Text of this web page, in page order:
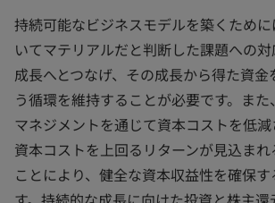
持続可能なビジネスモデルを築くため
いてマテリアルだと判断した課題への
成長へとつなげ、その成長から得た資
う循環を維持することが必要です。ま
マネジメントを通じて資本コストを低減
資本コストを上回るリターンが見込ま
ことにより、健全な資本収益性を確保